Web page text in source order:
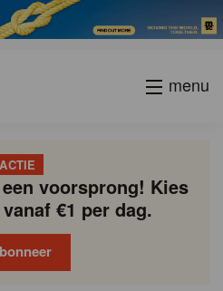
menu
ACTIE
voorsprong! Kies
€1 per dag.